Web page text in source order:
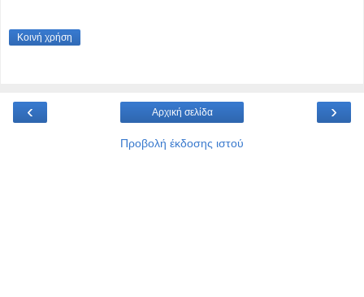
Κοινή χρήση
‹ ›
Αρχική σελίδα
Προβολή έκδοσης ιστού